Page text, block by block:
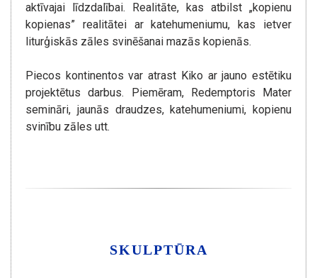
aktīvajai līdzdalībai. Realitāte, kas atbilst „kopienu
kopienas” realitātei ar katehumeniumu, kas ietver
liturģiskās zāles svinēšanai mazās kopienās.
Piecos kontinentos var atrast Kiko ar jauno estētiku
projektētus darbus. Piemēram, Redemptoris Mater
semināri, jaunās draudzes, katehumeniumi, kopienu
svinību zāles utt.
SKULPTŪRA